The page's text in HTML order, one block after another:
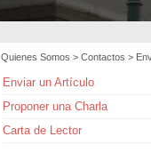
Quienes Somos > Contactos >
Enviar un Artículo
Proponer una Charla
Carta de Lector